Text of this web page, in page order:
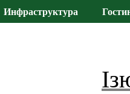
Инфраструктура